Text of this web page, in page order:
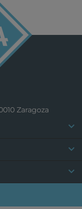
Zaragoza


